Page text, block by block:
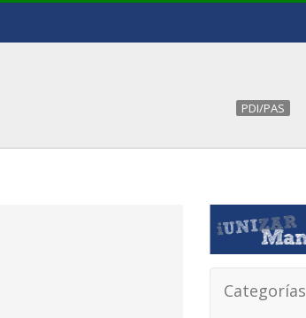
PDI/PAS
Categorías